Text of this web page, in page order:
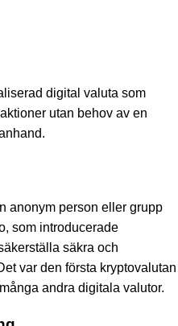
digital valuta som
utan behov av en
anonym person eller grupp
som introducerade
säkra och
var den första kryptovalutan
andra digitala valutor.